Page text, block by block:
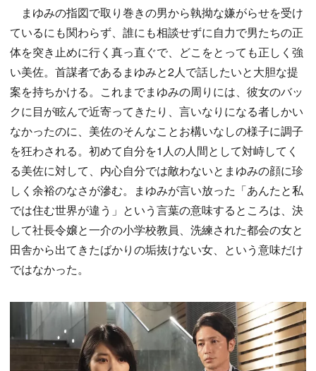
まゆみの指図で取り巻きの男から執拗な嫌がらせを受け
ているにも関わらず、誰にも相談せずに自力で男たちの正
体を突き止めに行く真っ直ぐで、どこをとっても正しく強
い美佐。首謀者であるまゆみと2人で話したいと大胆な提
案を持ちかける。これまでまゆみの周りには、彼女のバッ
クに目が眩んで近寄ってきたり、言いなりになる者しかい
なかったのに、美佐のそんなことお構いなしの様子に調子
を狂わされる。初めて自分を1人の人間として対峙してく
る美佐に対して、内心自分では敵わないとまゆみの顔に珍
しく余裕のなさが滲む。まゆみが言い放った「あんたと私
では住む世界が違う」という言葉の意味するところは、決
して社長令嬢と一介の小学校教員、洗練された都会の女と
田舎から出てきたばかりの垢抜けない女、という意味だけ
ではなかった。